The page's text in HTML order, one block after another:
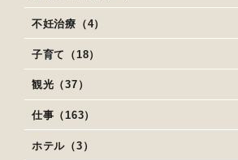
不妊治療（4）
子育て（18）
観光（37）
仕事（163）
ホテル（3）